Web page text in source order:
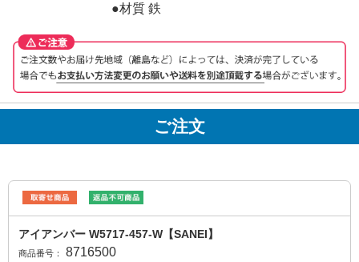
●材質 鉄
ご注文
アイアンバー W5717-457-W【SANEI】
商品番号： 8716500